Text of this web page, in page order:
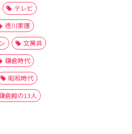
テレビ
徳川家康
文房具
鎌倉時代
昭和時代
倉殿の13人